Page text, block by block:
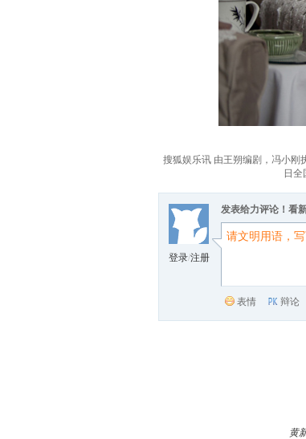
搜狐娱乐讯 由王朔编剧，冯小刚
日全
登录/注册
发表给力评论！看
表情 辩论
黄